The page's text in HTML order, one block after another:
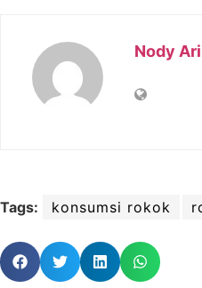
Nody
Tags: konsumsi rokok